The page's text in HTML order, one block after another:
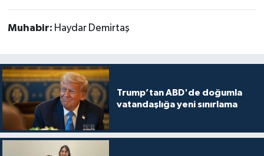
Muhabir: Haydar Demirtaş
Trump’tan ABD'de doğumla
vatandaşlığa yeni sınırlama